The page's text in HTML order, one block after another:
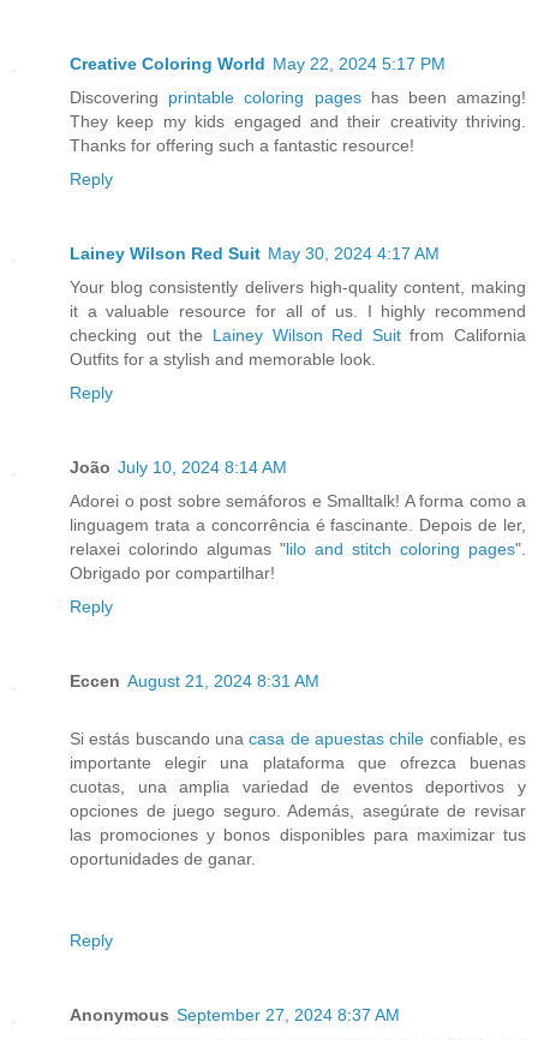
Creative Coloring World May 22, 2024 5:17 PM
Discovering printable coloring pages has been amazing!
They keep my kids engaged and their creativity thriving.
Thanks for offering such a fantastic resource!
Reply
Lainey Wilson Red Suit May 30, 2024 4:17 AM
Your blog consistently delivers high-quality content, making
it a valuable resource for all of us. I highly recommend
checking out the Lainey Wilson Red Suitfrom California
Outfits for a stylish and memorable look.
Reply
João July 10, 2024 8:14 AM
Adorei o post sobre semáforos e Smalltalk! A forma como a
linguagem trata a concorrência é fascinante. Depois de ler,
relaxei colorindo algumas "lilo and stitch coloring pages".
Obrigado por compartilhar!
Reply
Eccen August 21, 2024 8:31 AM
Si estás buscando unacasa de apuestas chile confiable, es
importante elegir una plataforma que ofrezca buenas
cuotas, una amplia variedad de eventos deportivos y
opciones de juego seguro. Además, asegúrate de revisar
las promociones y bonos disponibles para maximizar tus
oportunidades de ganar.
Reply
Anonymous September 27, 2024 8:37 AM